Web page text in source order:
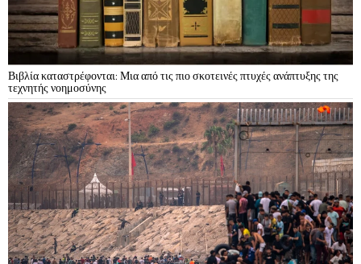
Βιβλία καταστρέφονται: Μια από τις πιο σκοτεινές πτυχές ανάπτυξης της
τεχνητής νοημοσύνης